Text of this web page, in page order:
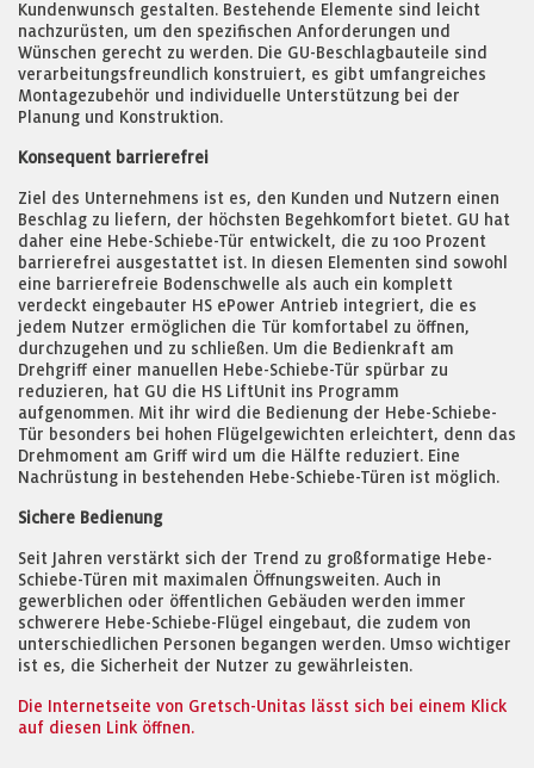
Kundenwunsch gestalten. Bestehende Elemente sind leicht
nachzurüsten, um den spezifischen Anforderungen und
Wünschen gerecht zu werden. Die GU-Beschlagbauteile sind
verarbeitungsfreundlich konstruiert, es gibt umfangreiches
Montagezubehör und individuelle Unterstützung bei der
Planung und Konstruktion.
Konsequent barrierefrei
Ziel des Unternehmens ist es, den Kunden und Nutzern einen
Beschlag zu liefern, der höchsten Begehkomfort bietet. GU hat
daher eine Hebe-Schiebe-Tür entwickelt, die zu 100 Prozent
barrierefrei ausgestattet ist. In diesen Elementen sind sowohl
eine barrierefreie Bodenschwelle als auch ein komplett
verdeckt eingebauter HS ePower Antrieb integriert, die es
jedem Nutzer ermöglichen die Tür komfortabel zu öffnen,
durchzugehen und zu schließen. Um die Bedienkraft am
Drehgriff einer manuellen Hebe-Schiebe-Tür spürbar zu
reduzieren, hat GU die HS LiftUnit ins Programm
aufgenommen. Mit ihr wird die Bedienung der Hebe-Schiebe-
Tür besonders bei hohen Flügelgewichten erleichtert, denn das
Drehmoment am Griff wird um die Hälfte reduziert. Eine
Nachrüstung in bestehenden Hebe-Schiebe-Türen ist möglich.
Sichere Bedienung
Seit Jahren verstärkt sich der Trend zu großformatige Hebe-
Schiebe-Türen mit maximalen Öffnungsweiten. Auch in
gewerblichen oder öffentlichen Gebäuden werden immer
schwerere Hebe-Schiebe-Flügel eingebaut, die zudem von
unterschiedlichen Personen begangen werden. Umso wichtiger
ist es, die Sicherheit der Nutzer zu gewährleisten.
Die Internetseite von Gretsch-Unitas lässt sich bei einem Klick
auf diesen Link öffnen.